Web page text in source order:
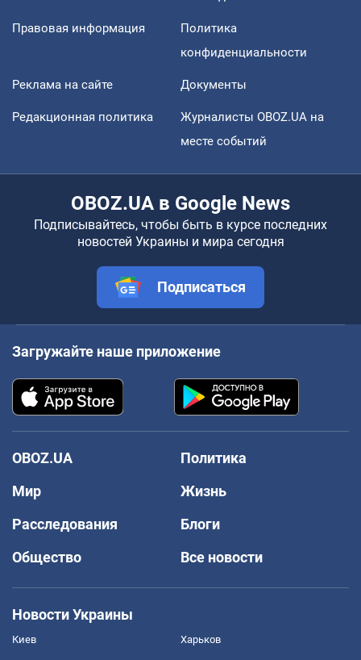
Правовая информация
Политика
конфиденциальности
Реклама на сайте Документы
Редакционная политика
Журналисты OBOZ.UA на
месте событий
OBOZ.UA в Google News
Подписывайтесь, чтобы быть в курсе последних
новостей Украины и мира сегодня
Подписаться
Загружайте наше приложение
OBOZ.UA
Политика
Мир
Жизнь
Расследования
Блоги
Общество
Все новости
Новости Украины
Киев Харьков